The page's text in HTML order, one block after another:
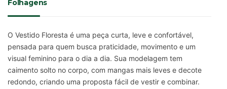
Folhagens
O Vestido Floresta é uma peça curta, leve e confortável,
pensada para quem busca praticidade, movimento e um
visual feminino para o dia a dia. Sua modelagem tem
caimento solto no corpo, com mangas mais leves e decote
redondo, criando uma proposta fácil de vestir e combinar.